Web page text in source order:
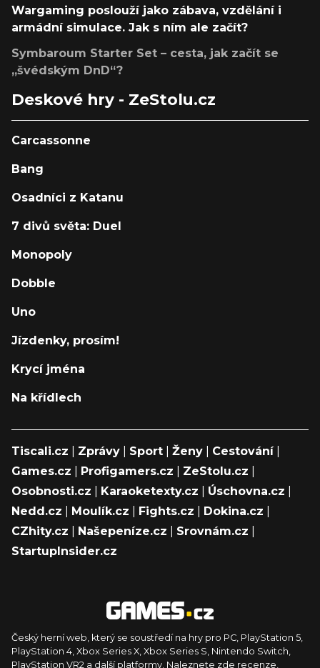
Wargaming poslouží jako zábava, vzdělání i
armádní simulace. Jak s ním ale začít?
Symbaroum Starter Set – cesta, jak začít se
„švédským DnD“?
Deskové hry - ZeStolu.cz
Carcassonne
Bang
Osadníci z Katanu
7 divů světa: Duel
Monopoly
Dobble
Uno
Jízdenky, prosím!
Krycí jména
Na křídlech
Tiscali.cz Zprávy Sport Ženy Cestování|
Games.cz
Profigamers.cz ZeStolu.cz
Osobnosti.cz
Karaoketexty.cz Úschovna.cz
Nedd.cz
Moulík.cz Fights.cz Dokina.cz
CZhity.cz
Našepeníze.cz Srovnám.cz
StartupInsider.cz
Český herní web, který se soustředí na hry pro PC, PlayStation 5,
PlayStation 4, Xbox Series X, Xbox Series S, Nintendo Switch,
PlayStation VR2 a další platformy. Naleznete zde recenze,